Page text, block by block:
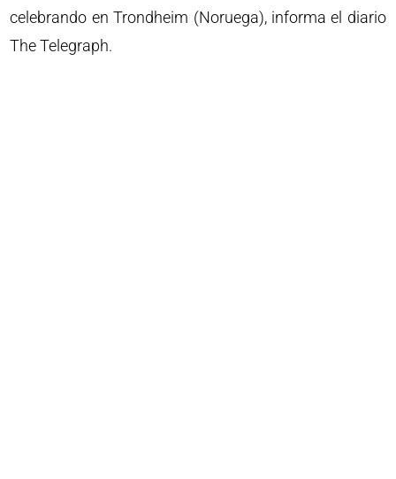
celebrando en Trondheim (Noruega), informa el diario
The Telegraph.